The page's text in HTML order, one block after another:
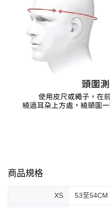
商品規格
XS 53至54CM